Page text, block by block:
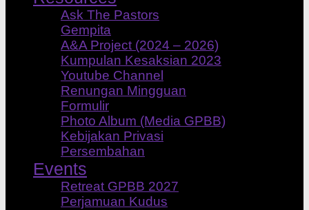
Ask The Pastors
Gempita
A&A Project (2024 – 2026)
Kumpulan Kesaksian 2023
Youtube Channel
Renungan Mingguan
Formulir
Photo Album (Media GPBB)
Kebijakan Privasi
Persembahan
Events
Retreat GPBB 2027
Perjamuan Kudus